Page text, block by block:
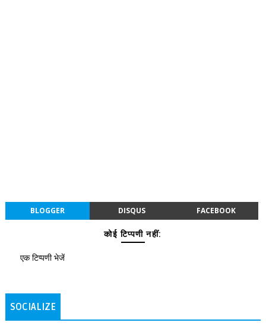
BLOGGER DISQUS FACEBOOK
कोई टिप्पणी नहीं:
एक टिप्पणी भेजें
SOCIALIZE